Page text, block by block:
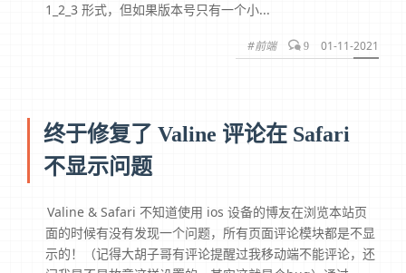
1_2_3 形式，但如果版本号只有一个小...
#前端 9 01-11-2021
终于修复了 Valine 评论在 Safari
不显示问题
Valine & Safari 不知道使用 ios 设备的博友在浏览本站页
面的时候有没有发现一个问题，所有页面评论模块都是不显
示的！（记得大胡子哥有评论提醒过我移动端不能评论，还